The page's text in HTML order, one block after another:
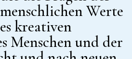
Werte
kreativen
Menschen und der